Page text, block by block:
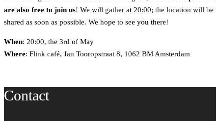
are also free to join us! We will gather at 20:00; the location will be
shared as soon as possible. We hope to see you there!
When: 20:00, the 3rd of May
Where: Flink café, Jan Tooropstraat 8, 1062 BM Amsterdam
Contact